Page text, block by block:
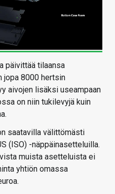
päivittää tilaansa
jopa 8000 hertsin
aivojen lisäksi useampaan
on niin tukilevyjä kuin
saatavilla välittömästi
(ISO) -näppäinasetteluilla.
muista asetteluista ei
yhtiön omassa